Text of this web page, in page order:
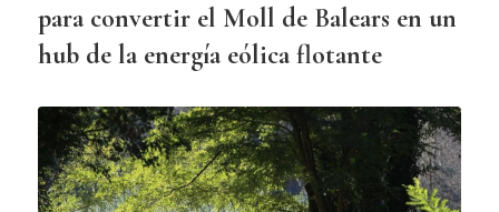
para convertir el Moll de Balears en un
hub de la energía eólica flotante